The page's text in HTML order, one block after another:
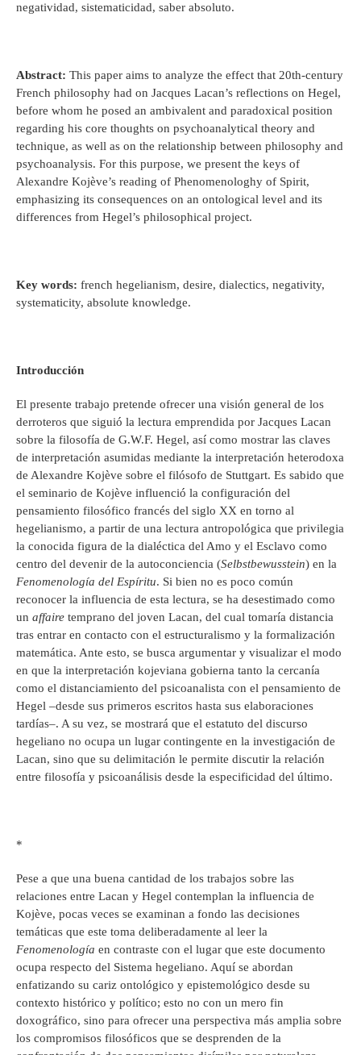
negatividad, sistematicidad, saber absoluto.
Abstract: This paper aims to analyze the effect that 20th-century
French philosophy had on Jacques Lacan’s reflections on Hegel,
before whom he posed an ambivalent and paradoxical position
regarding his core thoughts on psychoanalytical theory and
technique, as well as on the relationship between philosophy and
psychoanalysis. For this purpose, we present the keys of
Alexandre Kojève’s reading of Phenomenologhy of Spirit,
emphasizing its consequences on an ontological level and its
differences from Hegel’s philosophical project.
Key words: french hegelianism, desire, dialectics, negativity,
systematicity, absolute knowledge.
Introducción
El presente trabajo pretende ofrecer una visión general de los
derroteros que siguió la lectura emprendida por Jacques Lacan
sobre la filosofía de G.W.F. Hegel, así como mostrar las claves
de interpretación asumidas mediante la interpretación heterodoxa
de Alexandre Kojève sobre el filósofo de Stuttgart. Es sabido que
el seminario de Kojève influenció la configuración del
pensamiento filosófico francés del siglo XX en torno al
hegelianismo, a partir de una lectura antropológica que privilegia
la conocida figura de la dialéctica del Amo y el Esclavo como
centro del devenir de la autoconciencia (Selbstbewusstein) en la
Fenomenología del Espíritu. Si bien no es poco común
reconocer la influencia de esta lectura, se ha desestimado como
un affaire temprano del joven Lacan, del cual tomaría distancia
tras entrar en contacto con el estructuralismo y la formalización
matemática. Ante esto, se busca argumentar y visualizar el modo
en que la interpretación kojeviana gobierna tanto la cercanía
como el distanciamiento del psicoanalista con el pensamiento de
Hegel –desde sus primeros escritos hasta sus elaboraciones
tardías–. A su vez, se mostrará que el estatuto del discurso
hegeliano no ocupa un lugar contingente en la investigación de
Lacan, sino que su delimitación le permite discutir la relación
entre filosofía y psicoanálisis desde la especificidad del último.
*
Pese a que una buena cantidad de los trabajos sobre las
relaciones entre Lacan y Hegel contemplan la influencia de
Kojève, pocas veces se examinan a fondo las decisiones
temáticas que este toma deliberadamente al leer la
Fenomenología en contraste con el lugar que este documento
ocupa respecto del Sistema hegeliano. Aquí se abordan
enfatizando su cariz ontológico y epistemológico desde su
contexto histórico y político; esto no con un mero fin
doxográfico, sino para ofrecer una perspectiva más amplia sobre
los compromisos filosóficos que se desprenden de la